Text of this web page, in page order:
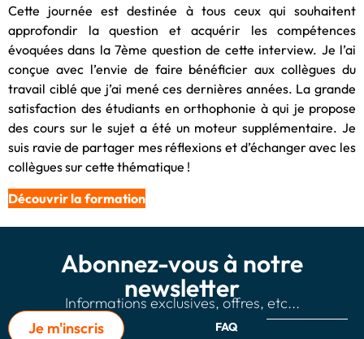
Cette journée est destinée à tous ceux qui souhaitent
approfondir la question et acquérir les compétences
évoquées dans la 7ème question de cette interview. Je l’ai
conçue avec l’envie de faire bénéficier aux collègues du
travail ciblé que j’ai mené ces dernières années. La grande
satisfaction des étudiants en orthophonie à qui je propose
des cours sur le sujet a été un moteur supplémentaire. Je
suis ravie de partager mes réflexions et d’échanger avec les
collègues sur cette thématique !
Découvrir la formation
Abonnez-vous à notre
newsletter
Informations exclusives, offres, etc...
Je m'inscris
FAQ